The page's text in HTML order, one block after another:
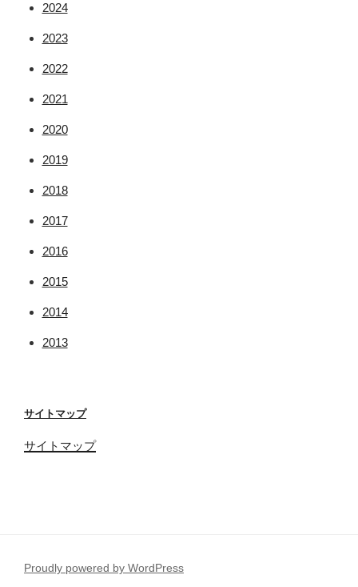
2024
2023
2022
2021
2020
2019
2018
2017
2016
2015
2014
2013
サイトマップ
サイトマップ
Proudly powered by WordPress